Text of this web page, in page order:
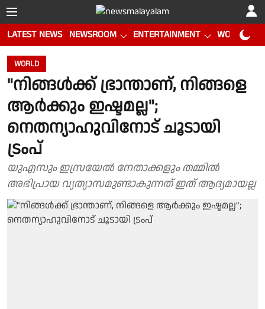
LATEST NEWS NEWSROOM ENTERTAINMENT WORLD CUP
WORLD
"നിങ്ങൾക്ക് ഭ്രാന്താണ്, നിങ്ങളെ
ആർക്കും ഇഷ്ടമല്ല";
നെതന്യാഹുവിനോട് ചൂടായി
ട്രംപ്
യുഎസും ഇസ്രയേൽ നേതാക്കളും തമ്മിൽ
അഭിപ്രായ വ്യത്യാസമുണ്ടാകുന്നത് ഇത് ആദ്യമായല്ല